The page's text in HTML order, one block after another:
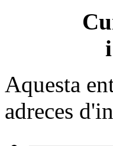
Aquesta
adreces